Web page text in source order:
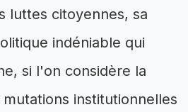
luttes citoyennes, sa
indéniable qui
si l'on considère la
institutionnelles